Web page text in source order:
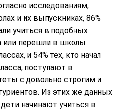
исследованиям,
и их выпускниках, 86%
учиться в подобных
или перешли в школы
и 54% тех, кто начал
поступают в
с довольно строгим и
Из этих же данных
начинают учиться в